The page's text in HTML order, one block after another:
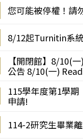
您可能被停權！請
8/12起Turnitin系
【開閉館】8/10(
公告 8/10(一)
115學年度第1學
申請!
114-2研究生畢業